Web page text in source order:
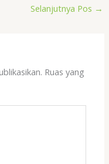
Selanjutnya Pos →
Ruas yang